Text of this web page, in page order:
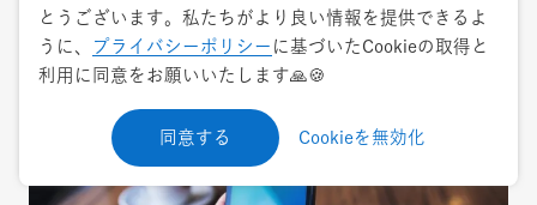
Related pages
とうございます。私たちがより良い情報を提供できるよ
うに、
プライバシーポリシー に基づいたCookieの取得と
利用に同意をお願いいたします🙏🍪
同意する Cookieを無効化